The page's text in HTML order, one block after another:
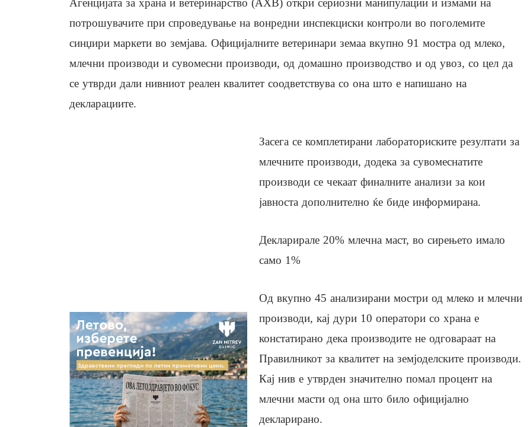
Агенцијата за храна и ветеринарство (АХВ) откри сериозни манипулации и измами на
потрошувачите при спроведување на вонредни инспекциски контроли во поголемите
синџири маркети во земјава. Официјалните ветеринари земаа вкупно 91 мостра од млеко,
млечни производи и сувомесни производи, од домашно производство и од увоз, со цел да
се утврди дали нивниот реален квалитет соодветствува со она што е напишано на
декларациите.
Засега се комплетирани лабораториските резултати за
млечните производи, додека за сувомеснатите
производи се чекаат финалните анализи за кои
јавноста дополнително ќе биде информирана.
Декларирале 20% млечна маст, во сирењето имало
само 1%
Од вкупно 45 анализирани мостри од млеко и млечни
производи, кај дури 10 оператори со храна е
констатирано дека производите не одговараат на
Правилникот за квалитет на земјоделските производи.
Кај нив е утврден значително помал процент на
млечни масти од она што било официјално
декларирано.